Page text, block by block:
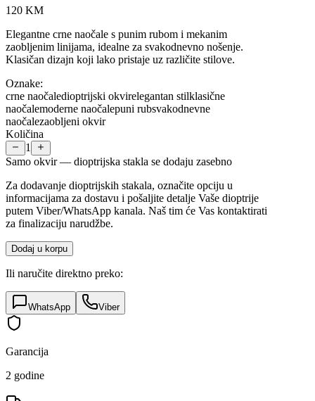
120 KM
Elegantne crne naočale s punim rubom i mekanim
zaobljenim linijama, idealne za svakodnevno nošenje.
Klasičan dizajn koji lako pristaje uz različite stilove.
Oznake:
crne naočaledioptrijski okvirelegantan stilklasične
naočalemoderne naočalepuni rubsvakodnevne
naočalezaobljeni okvir
Količina
1
Samo okvir — dioptrijska stakla se dodaju zasebno
Za dodavanje dioptrijskih stakala, označite opciju u
informacijama za dostavu i pošaljite detalje Vaše dioptrije
putem Viber/WhatsApp kanala. Naš tim će Vas kontaktirati
za finalizaciju narudžbe.
Dodaj u korpu
Ili naručite direktno preko:
WhatsApp Viber
Garancija
2 godine